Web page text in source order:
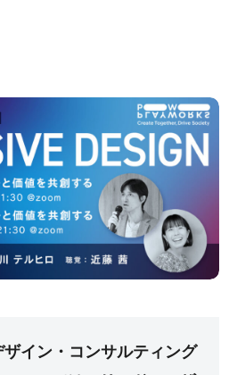
イン・コンサルティング